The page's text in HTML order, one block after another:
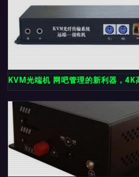
KVM光端机 网吧管理的新利器，4K